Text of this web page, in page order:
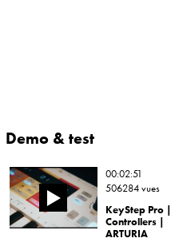
Demo & test
00:02:51
506284 vues
KeyStep Pro |
Controllers |
ARTURIA